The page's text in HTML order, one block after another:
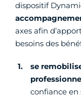
dispositif
axes afin
besoins des
se
confiance en